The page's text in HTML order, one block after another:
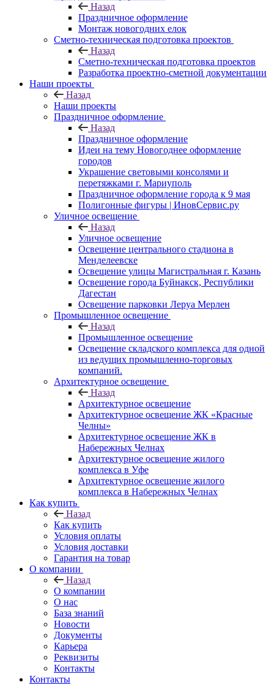
Назад
Праздничное оформление
Монтаж новогодних елок
Сметно-техническая подготовка проектов
Назад
Сметно-техническая подготовка проектов
Разработка проектно-сметной документации
Наши проекты
Назад
Наши проекты
Праздничное оформление
Назад
Праздничное оформление
Идеи на тему Новогоднее оформление
городов
Украшение световыми консолями и
перетяжками г. Мариуполь
Праздничное оформление города к 9 мая
Полигонные фигуры | ИновСервис.ру
Уличное освещение
Назад
Уличное освещение
Освещение центрального стадиона в
Менделеевске
Освещение улицы Магистральная г. Казань
Освещение города Буйнакск, Республики
Дагестан
Освещение парковки Леруа Мерлен
Промышленное освещение
Назад
Промышленное освещение
Освещение складского комплекса для одной
из ведущих промышленно-торговых
компаний.
Архитектурное освещение
Назад
Архитектурное освещение
Архитектурное освещение ЖК «Красные
Челны»
Архитектурное освещение ЖК в
Набережных Челнах
Архитектурное освещение жилого
комплекса в Уфе
Архитектурное освещение жилого
комплекса в Набережных Челнах
Как купить
Назад
Как купить
Условия оплаты
Условия доставки
Гарантия на товар
О компании
Назад
О компании
О нас
База знаний
Новости
Документы
Карьера
Реквизиты
Контакты
Контакты